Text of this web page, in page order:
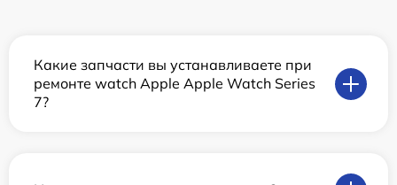
Какие запчасти вы устанавливаете при
ремонте watch Apple Apple Watch Series
7?